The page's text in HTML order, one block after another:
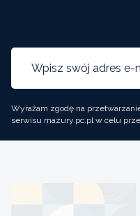
Wyrażam zgodę na
serwisu mazury.pc.pl w celu